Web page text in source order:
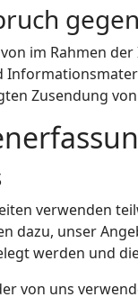
im Rahmen
Zusendung
verwenden
dazu, unser
werden und
von uns